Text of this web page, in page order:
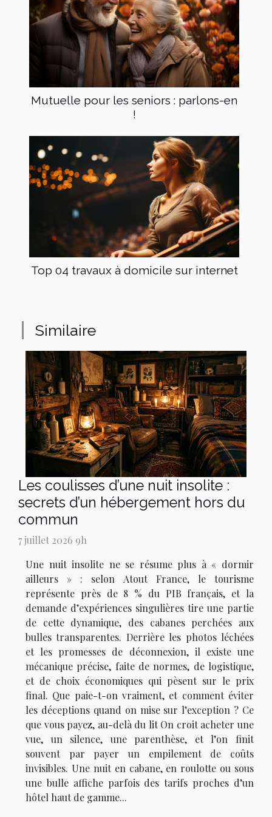
Mutuelle pour les seniors : parlons-en
!
Top 04 travaux à domicile sur internet
Similaire
Les coulisses d’une nuit insolite :
secrets d’un hébergement hors du
commun
7 juillet 2026 9h
Une nuit insolite ne se résume plus à « dormir
ailleurs » : selon Atout France, le tourisme
représente près de 8 % du PIB français, et la
demande d’expériences singulières tire une partie
de cette dynamique, des cabanes perchées aux
bulles transparentes. Derrière les photos léchées
et les promesses de déconnexion, il existe une
mécanique précise, faite de normes, de logistique,
et de choix économiques qui pèsent sur le prix
final. Que paie-t-on vraiment, et comment éviter
les déceptions quand on mise sur l’exception ? Ce
que vous payez, au-delà du lit On croit acheter une
vue, un silence, une parenthèse, et l’on finit
souvent par payer un empilement de coûts
invisibles. Une nuit en cabane, en roulotte ou sous
une bulle affiche parfois des tarifs proches d’un
hôtel haut de gamme...